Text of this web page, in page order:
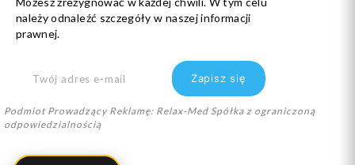
należy odnaleźć szczegóły w naszej informacji
prawnej.
Podmiot Prowadzący Reklamę: Relax-Med Spółka z ograniczoną
odpowiedzialnością